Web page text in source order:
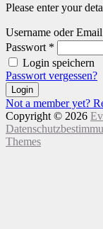
Please enter your
Username oder Email
Passwort *
Login speichern
Passwort vergessen?
Login
Not a member yet?
Copyright © 2026
Themes